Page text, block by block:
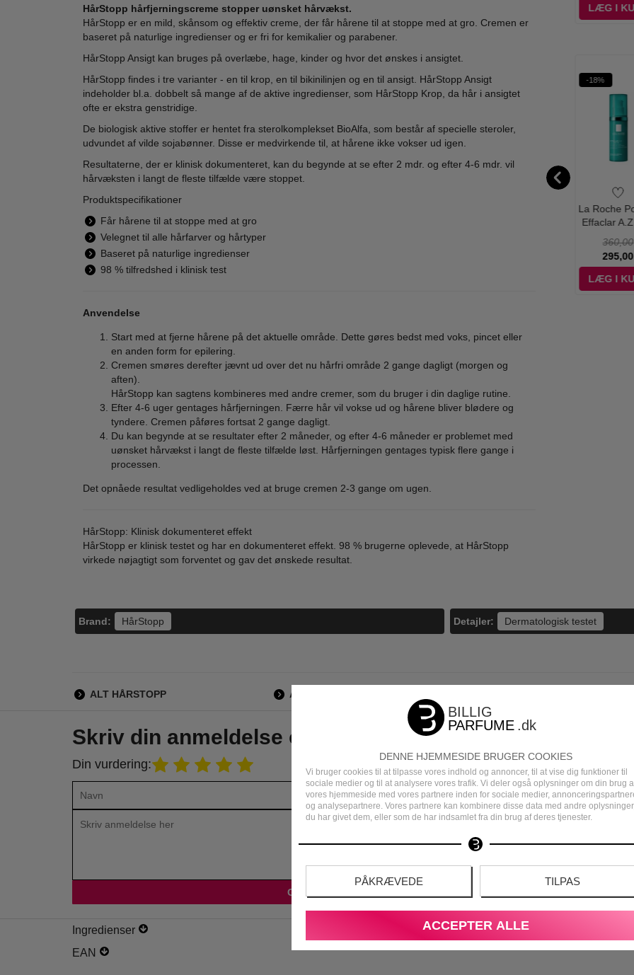
DENNE HJEMMESIDE BRUGER COOKIES
Vi bruger cookies til at tilpasse vores indhold og annoncer, til at vise dig funktioner til
sociale medier og til at analysere vores trafik. Vi deler også oplysninger om din brug
vores hjemmeside med vores partnere inden for sociale medier,
og analysepartnere. Vores partnere kan kombinere disse data med andre
du har givet dem, eller som de har indsamlet fra din brug af deres tjenester.
PÅKRÆVEDE TILPAS
ACCEPTER ALLE
HårStopp hårfjerningscreme stopper uønsket hårvækst.
HårStopp er en mild, skånsom og effektiv creme, der får hårene til at stoppe med at gro. Cremen er
baseret på naturlige ingredienser og er fri for kemikalier og parabener.
HårStopp Ansigt kan bruges på overlæbe, hage, kinder og hvor det ønskes i ansigtet.
HårStopp findes i tre varianter - en til krop, en til bikinilinjen og en til ansigt. HårStopp Ansigt
indeholder bl.a. dobbelt så mange af de aktive ingredienser, som HårStopp Krop, da hår i ansigtet
ofte er ekstra genstridige.
De biologisk aktive stoffer er hentet fra sterolkomplekset BioAlfa, som består af specielle steroler,
udvundet af vilde sojabønner. Disse er medvirkende til, at hårene ikke vokser ud igen.
Resultaterne, der er klinisk dokumenteret, kan du begynde at se efter 2 mdr. og efter 4-6 mdr. vil
hårvæksten i langt de fleste tilfælde være stoppet.
Produktspecifikationer
Får hårene til at stoppe med at gro
Velegnet til alle hårfarver og hårtyper
Baseret på naturlige ingredienser
98 % tilfredshed i klinisk test
Anvendelse
Start med at fjerne hårene på det aktuelle område. Dette gøres bedst med voks, pincet eller
en anden form for epilering.
Cremen smøres derefter jævnt ud over det nu hårfri område 2 gange dagligt (morgen og
aften).
HårStopp kan sagtens kombineres med andre cremer, som du bruger i din daglige rutine.
Efter 4-6 uger gentages hårfjerningen. Færre hår vil vokse ud og hårene bliver blødere og
tyndere. Cremen påføres fortsat 2 gange dagligt.
Du kan begynde at se resultater efter 2 måneder, og efter 4-6 måneder er problemet med
uønsket hårvækst i langt de fleste tilfælde løst. Hårfjerningen gentages typisk flere gange i
processen.
Det opnåede resultat vedligeholdes ved at bruge cremen 2-3 gange om ugen.
HårStopp: Klinisk dokumenteret effekt
HårStopp er klinisk testet og har en dokumenteret effekt. 98 % brugerne oplevede, at HårStopp
virkede nøjagtigt som forventet og gav det ønskede resultat.
LÆG I KURV
LÆG I KURV
LÆG I KURV
LÆG I
K18 - AstroLift
Reparative Volume
Spray - 47 ml
179,00
Effaclar H Iso
Biome Creme - 40
179,00
159,00
-72% -18%
La Roche
Effaclar
360,00
295,00
LÆG I
Brand: HårStopp Detajler: Dermatologisk testet
ALT HÅRSTOPP ALLE MÆRKER
Skriv din anmeldelse om produktet
Din vurdering:
Ingredienser
EAN